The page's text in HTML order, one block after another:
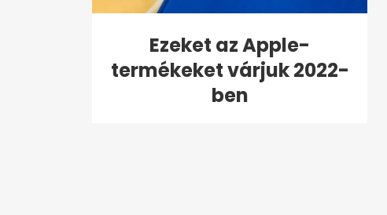
Ezeket az Apple-
termékeket várjuk 2022-
ben